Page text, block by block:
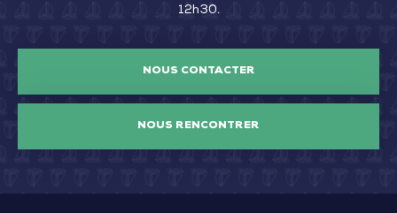
12h30.
NOUS CONTACTER
NOUS RENCONTRER